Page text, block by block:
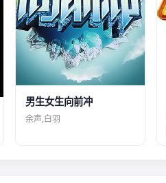
男生女生向前冲
余声,白羽